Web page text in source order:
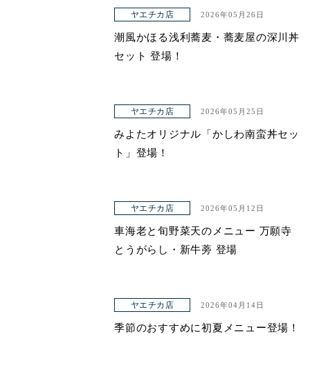
ヤエチカ店 2026年05月26日
潮風かほる浅利蕎麦・蕎麦屋の深川丼
セット 登場！
ヤエチカ店 2026年05月25日
みよたオリジナル「かしわ南蛮丼セッ
ト」登場！
ヤエチカ店 2026年05月12日
車海老と旬野菜天のメニュー 万願寺
とうがらし・新牛蒡 登場
ヤエチカ店 2026年04月14日
季節のおすすめに初夏メニュー登場！